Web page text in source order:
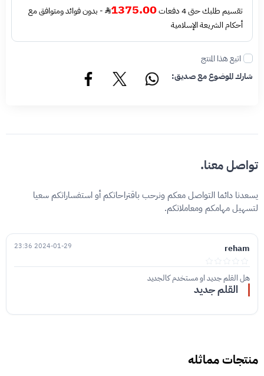
تقسيم طلبك حتى 4 دفعات 1375.00
- بدون فوائد ومتوافق مع
أحكام الشريعة الإسلامية
اتبع هذا المنتج
شارك الموضوع مع صديق:
تواصل معنا.
يسعدنا دائما التواصل معكم ونرحب باقتراحاتكم أو استفساراتكم سعيا
لتسهيل مهامكم ومعاملاتكم.
reham
2024-01-29 23:36
هل القلم جديد او مستخدم كالجديد
القلم جديد
منتجات مماثله